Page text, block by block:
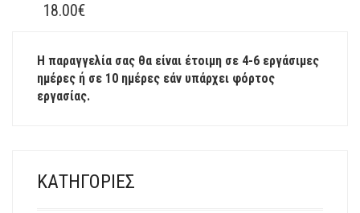
ΤΟ
ΠΟΛΛΑΠΛΈΣ
ΠΑΡΑΛΛΑΓΈΣ.
ΟΙ
ΣΤΗ
18.00€
Η παραγγελία σας θα είναι έτοιμη σε 4-6 εργάσιμες
ημέρες ή σε 10 ημέρες εάν υπάρχει φόρτος
εργασίας.
ΚΑΤΗΓΟΡΊΕΣ